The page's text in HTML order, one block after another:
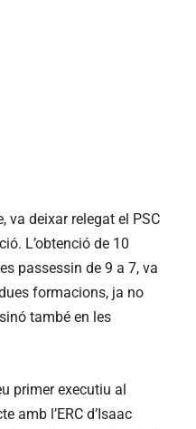
va deixar relegat el PSC
L’obtenció de 10
passessin de 9 a 7, va
formacions, ja no
també en les
primer executiu al
amb l’ERC d’Isaac